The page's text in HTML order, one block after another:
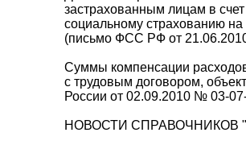
застрахованным лицам в
социальному страхованию на
(письмо ФСС РФ от
Суммы компенсации
с трудовым договором,
России от 02.09.2010 № 03-
НОВОСТИ СПРАВОЧНИКОВ